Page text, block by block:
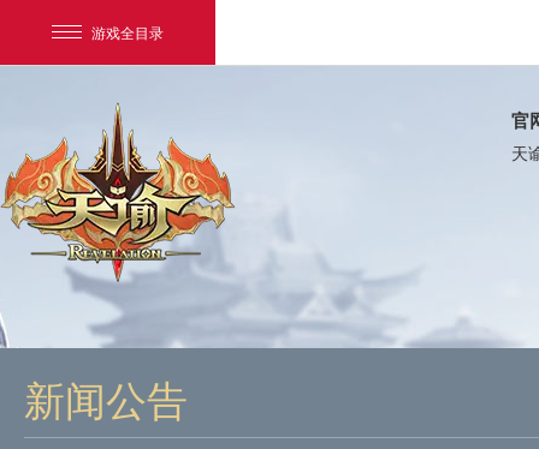
游戏全目录
网易游戏
我的足迹：
官
天
新闻公告